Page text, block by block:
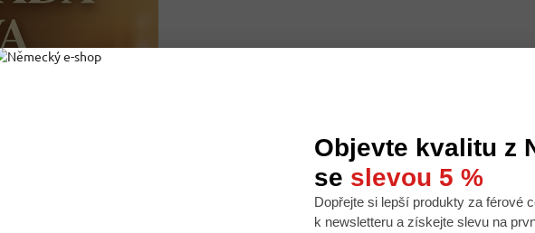
Rádi vám upravujeme nabídku na míru, ale abychom to zvládli, používáme k
Objevte kvalitu z
se slevou 5 %
Dopřejte si lepší produkty za férové
k newsletteru a získejte slevu na